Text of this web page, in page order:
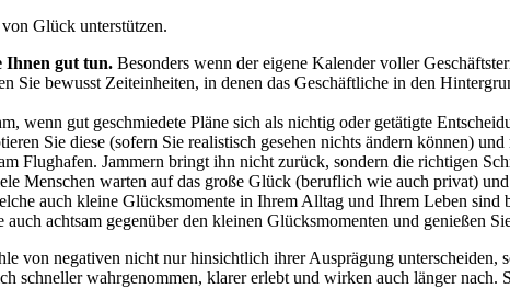
Glück unterstützen.
Ihnen gut tun. Besonders wenn der eigene Kalender voller
bewusst Zeiteinheiten, in denen das Geschäftliche in den
wenn gut geschmiedete Pläne sich als nichtig oder getätigte
Sie diese (sofern Sie realistisch gesehen nichts ändern können)
Flughafen. Jammern bringt ihn nicht zurück, sondern die richtigen
Menschen warten auf das große Glück (beruflich wie auch privat)
auch kleine Glücksmomente in Ihrem Alltag und Ihrem Leben sind
achtsam gegenüber den kleinen Glücksmomenten und genießen
von negativen nicht nur hinsichtlich ihrer Ausprägung unterscheiden,
schneller wahrgenommen, klarer erlebt und wirken auch länger nach.